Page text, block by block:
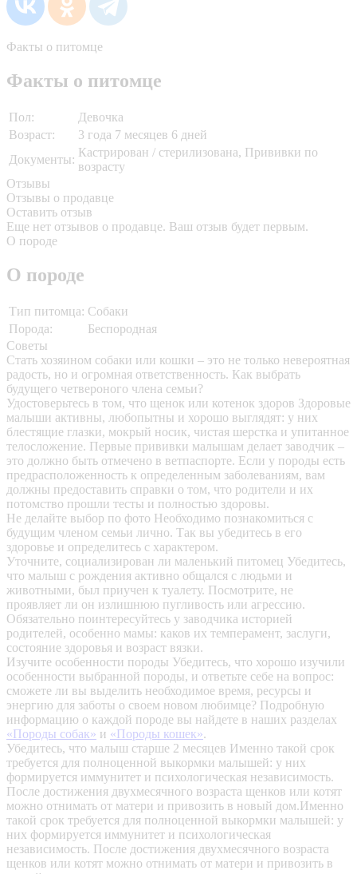
Факты о питомце
Факты о питомце
Пол:
Девочка
Возраст:
3 года 7 месяцев 6 дней
Документы:
Кастрирован / стерилизована, Прививки по
возрасту
Отзывы
Отзывы о продавце
Оставить отзыв
Еще нет отзывов о продавце. Ваш отзыв будет первым.
О породе
О породе
Тип питомца: Собаки
Порода:
Беспородная
Советы
Стать хозяином собаки или кошки – это не только невероятная
радость, но и огромная ответственность. Как выбрать
будущего четвероного члена семьи?
Удостоверьтесь в том, что щенок или котенок здоров Здоровые
малыши активны, любопытны и хорошо выглядят: у них
блестящие глазки, мокрый носик, чистая шерстка и упитанное
телосложение. Первые прививки малышам делает заводчик –
это должно быть отмечено в ветпаспорте. Если у породы есть
предрасположенность к определенным заболеваниям, вам
должны предоставить справки о том, что родители и их
потомство прошли тесты и полностью здоровы.
Не делайте выбор по фото Необходимо познакомиться с
будущим членом семьи лично. Так вы убедитесь в его
здоровье и определитесь с характером.
Уточните, социализирован ли маленький питомец Убедитесь,
что малыш с рождения активно общался с людьми и
животными, был приучен к туалету. Посмотрите, не
проявляет ли он излишнюю пугливость или агрессию.
Обязательно поинтересуйтесь у заводчика историей
родителей, особенно мамы: каков их темперамент, заслуги,
состояние здоровья и возраст вязки.
Изучите особенности породы Убедитесь, что хорошо изучили
особенности выбранной породы, и ответьте себе на вопрос:
сможете ли вы выделить необходимое время, ресурсы и
энергию для заботы о своем новом любимце? Подробную
информацию о каждой породе вы найдете в наших разделах
«Породы собак» и «Породы кошек».
Убедитесь, что малыш старше 2 месяцев Именно такой срок
требуется для полноценной выкормки малышей: у них
формируется иммунитет и психологическая независимость.
После достижения двухмесячного возраста щенков или котят
можно отнимать от матери и привозить в новый дом.Именно
такой срок требуется для полноценной выкормки малышей: у
них формируется иммунитет и психологическая
независимость. После достижения двухмесячного возраста
щенков или котят можно отнимать от матери и привозить в